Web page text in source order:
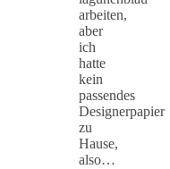
arbeiten,
aber
ich
hatte
kein
passendes
Designerpapier
zu
Hause,
also…